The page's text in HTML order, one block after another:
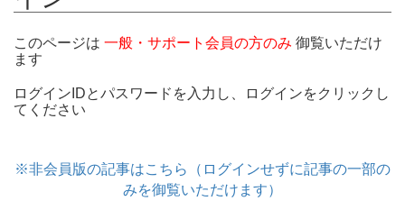
このページは 一般・サポート会員の方のみ 御覧いただけ
ます
ログインIDとパスワードを入力し、ログインをクリックし
てください
※非会員版の記事はこちら（ログインせずに記事の一部の
みを御覧いただけます）